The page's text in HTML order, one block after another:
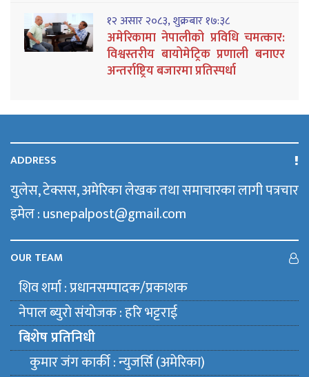
१२ असार २०८३, शुक्रबार १७:३८
अमेरिकामा नेपालीको प्रविधि चमत्कार:
विश्वस्तरीय बायोमेट्रिक प्रणाली बनाएर
अन्तर्राष्ट्रिय बजारमा प्रतिस्पर्धा
ADDRESS
युलेस, टेक्सस, अमेरिका लेखक तथा समाचारका लागी पत्रचार
इमेल : usnepalpost@gmail.com
OUR TEAM
शिव शर्मा : प्रधानसम्पादक/प्रकाशक
नेपाल ब्युराे संयाेजक : हरि भट्टराई
बिशेष प्रतिनिधी
कुमार जंग कार्की : न्युजर्सि (अमेरिका)